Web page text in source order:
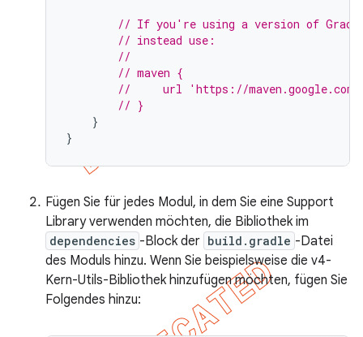
// If you're using a version of
// instead use:
//
// maven {
//     url 'https://maven.google.com'
// }
}
}
Fügen Sie für jedes Modul, in dem Sie eine Support
Library verwenden möchten, die Bibliothek im
dependencies -Block der build.gradle -Datei
des Moduls hinzu. Wenn Sie beispielsweise die v4-
Kern-Utils-Bibliothek hinzufügen möchten, fügen Sie
Folgendes hinzu: